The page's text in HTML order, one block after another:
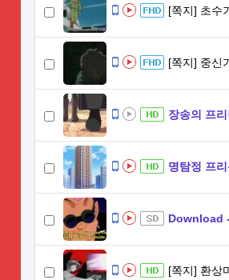
[쪽지] 초수
[쪽지] 중신
장송의 프
명탐정 프
Download
[쪽지] 환상